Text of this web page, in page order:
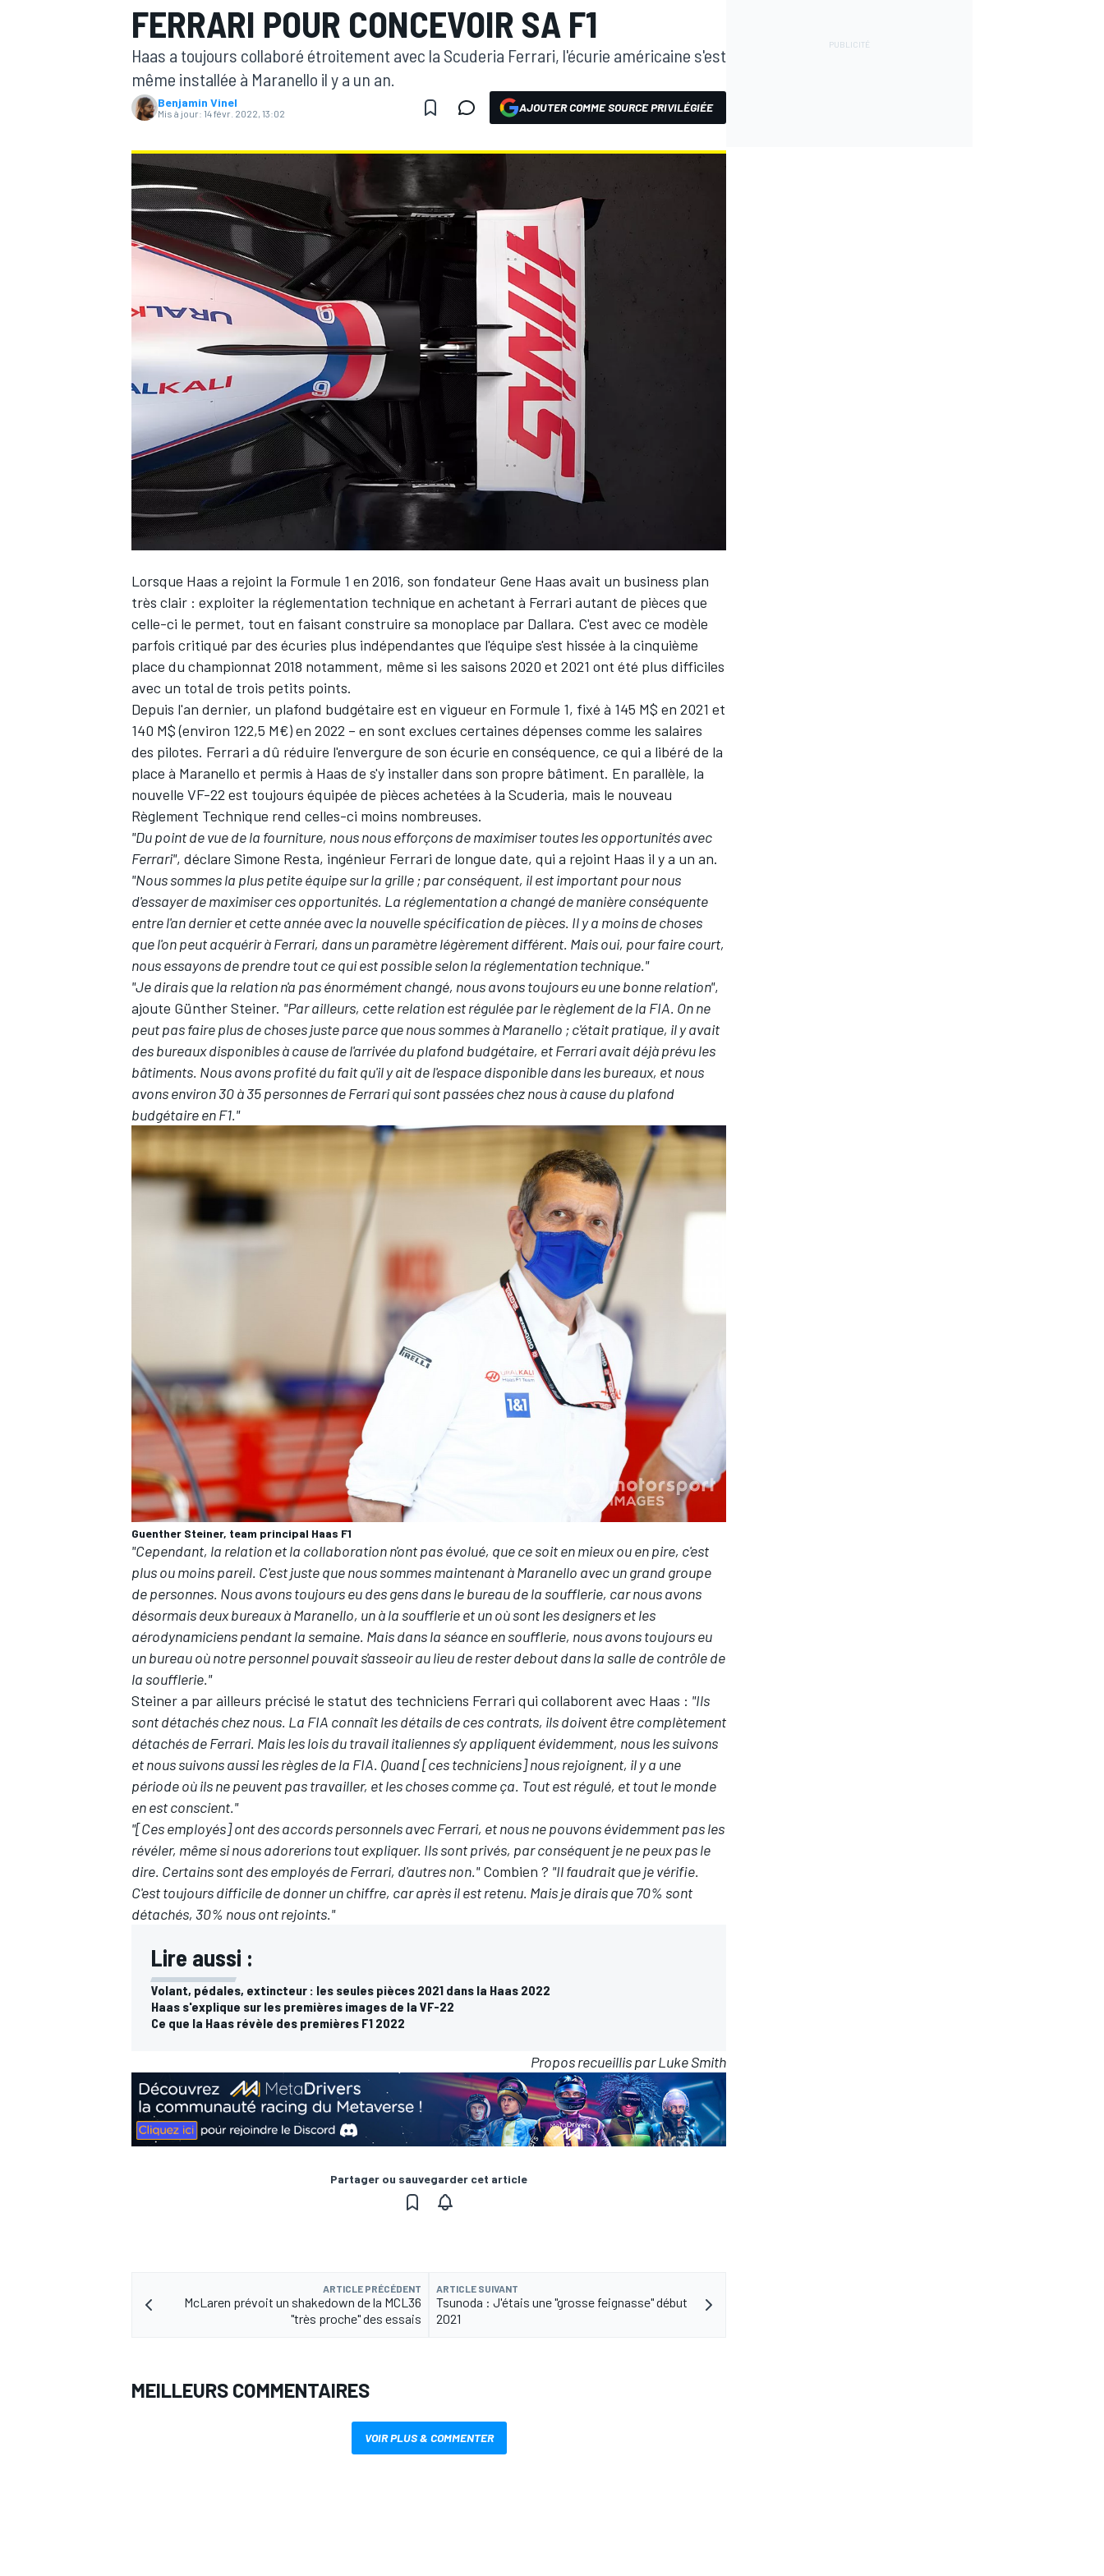
WEC
AUTRES CHAMPIONNATS
FERRARI POUR CONCEVOIR SA F1
Haas a toujours collaboré étroitement avec la Scuderia Ferrari, l'écurie américaine s'est
même installée à Maranello il y a un an.
Benjamin Vinel
Mis à jour: 14 févr. 2022, 13:02 AJOUTER COMME SOURCE PRIVILÉGIÉE
Lorsque Haas a rejoint la Formule 1 en 2016, son fondateur Gene Haas avait un business plan
très clair : exploiter la réglementation technique en achetant à Ferrari autant de pièces que
celle-ci le permet, tout en faisant construire sa monoplace par Dallara. C'est avec ce modèle
parfois critiqué par des écuries plus indépendantes que l'équipe s'est hissée à la cinquième
place du championnat 2018 notamment, même si les saisons 2020 et 2021 ont été plus difficiles
avec un total de trois petits points.
Depuis l'an dernier, un plafond budgétaire est en vigueur en Formule 1, fixé à 145 M$ en 2021 et
140 M$ (environ 122,5 M€) en 2022 – en sont exclues certaines dépenses comme les salaires
des pilotes. Ferrari a dû réduire l'envergure de son écurie en conséquence, ce qui a libéré de la
place à Maranello et permis à Haas de s'y installer dans son propre bâtiment. En parallèle, la
nouvelle VF-22 est toujours équipée de pièces achetées à la Scuderia, mais le nouveau
Règlement Technique rend celles-ci moins nombreuses.
"Du point de vue de la fourniture, nous nous efforçons de maximiser toutes les opportunités avec
Ferrari", déclare Simone Resta, ingénieur Ferrari de longue date, qui a rejoint Haas il y a un an.
"Nous sommes la plus petite équipe sur la grille ; par conséquent, il est important pour nous
d'essayer de maximiser ces opportunités. La réglementation a changé de manière conséquente
entre l'an dernier et cette année avec la nouvelle spécification de pièces. Il y a moins de choses
que l'on peut acquérir à Ferrari, dans un paramètre légèrement différent. Mais oui, pour faire court,
nous essayons de prendre tout ce qui est possible selon la réglementation technique."
"Je dirais que la relation n'a pas énormément changé, nous avons toujours eu une bonne relation",
ajoute Günther Steiner. "Par ailleurs, cette relation est régulée par le règlement de la FIA. On ne
peut pas faire plus de choses juste parce que nous sommes à Maranello ; c'était pratique, il y avait
des bureaux disponibles à cause de l'arrivée du plafond budgétaire, et Ferrari avait déjà prévu les
bâtiments. Nous avons profité du fait qu'il y ait de l'espace disponible dans les bureaux, et nous
avons environ 30 à 35 personnes de Ferrari qui sont passées chez nous à cause du plafond
budgétaire en F1."
Guenther Steiner, team principal Haas F1
"Cependant, la relation et la collaboration n'ont pas évolué, que ce soit en mieux ou en pire, c'est
plus ou moins pareil. C'est juste que nous sommes maintenant à Maranello avec un grand groupe
de personnes. Nous avons toujours eu des gens dans le bureau de la soufflerie, car nous avons
désormais deux bureaux à Maranello, un à la soufflerie et un où sont les designers et les
aérodynamiciens pendant la semaine. Mais dans la séance en soufflerie, nous avons toujours eu
un bureau où notre personnel pouvait s'asseoir au lieu de rester debout dans la salle de contrôle de
la soufflerie."
Steiner a par ailleurs précisé le statut des techniciens Ferrari qui collaborent avec Haas : "Ils
sont détachés chez nous. La FIA connaît les détails de ces contrats, ils doivent être complètement
détachés de Ferrari. Mais les lois du travail italiennes s'y appliquent évidemment, nous les suivons
et nous suivons aussi les règles de la FIA. Quand [ces techniciens] nous rejoignent, il y a une
période où ils ne peuvent pas travailler, et les choses comme ça. Tout est régulé, et tout le monde
en est conscient."
"[Ces employés] ont des accords personnels avec Ferrari, et nous ne pouvons évidemment pas les
révéler, même si nous adorerions tout expliquer. Ils sont privés, par conséquent je ne peux pas le
dire. Certains sont des employés de Ferrari, d'autres non."Combien ? "Il faudrait que je vérifie.
C'est toujours difficile de donner un chiffre, car après il est retenu. Mais je dirais que 70% sont
détachés, 30% nous ont rejoints."
Lire aussi :
Volant, pédales, extincteur : les seules pièces 2021 dans la Haas 2022
Haas s'explique sur les premières images de la VF-22
Ce que la Haas révèle des premières F1 2022
Propos recueillis par Luke Smith
Partager ou sauvegarder cet article
ARTICLE PRÉCÉDENT
McLaren prévoit un shakedown de la MCL36
"très proche" des essais
ARTICLE SUIVANT
Tsunoda : J'étais une "grosse feignasse" début
2021
MEILLEURS COMMENTAIRES
VOIR PLUS & COMMENTER